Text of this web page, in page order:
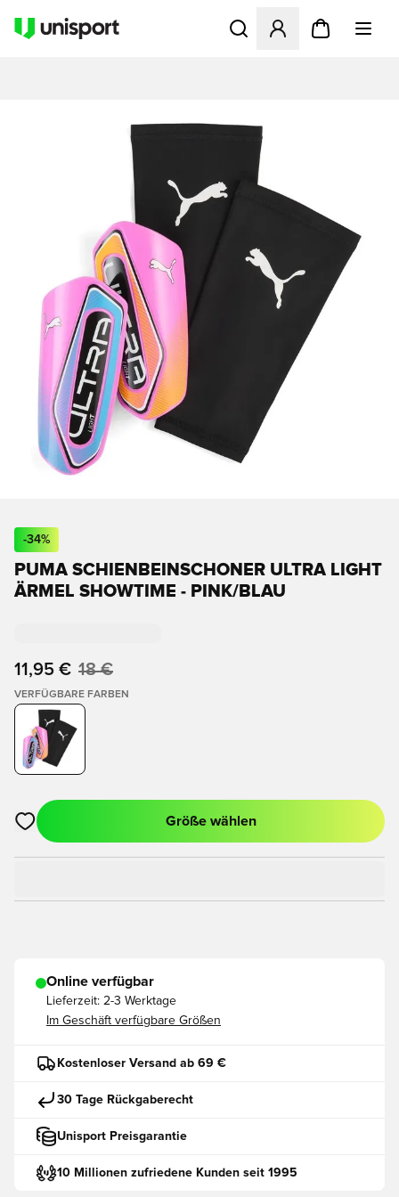
Öffnet ein neues Fenster
-34%
PUMA SCHIENBEINSCHONER ULTRA LIGHT
ÄRMEL SHOWTIME - PINK/BLAU
11,95 € 18 €
VERFÜGBARE FARBEN
Öffnet ein neues Fenster zum Anmelden oder Registrieren
Größe wählen
Online verfügbar
Lieferzeit: 2-3 Werktage
Im Geschäft verfügbare Größen
Kostenloser Versand ab 69 €
30 Tage Rückgaberecht
Unisport Preisgarantie
10 Millionen zufriedene Kunden seit 1995